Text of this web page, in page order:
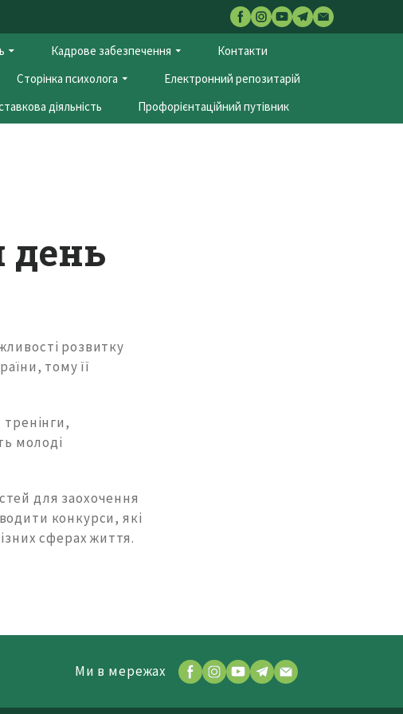
Кадрове забезпечення
Контакти
Сторінка психолога
Електронний репозитарій
діяльність Профорієнтаційний путівник
день
розвитку
тому її
молоді
для заохочення
конкурси, які
сферах життя.
Ми в мережах